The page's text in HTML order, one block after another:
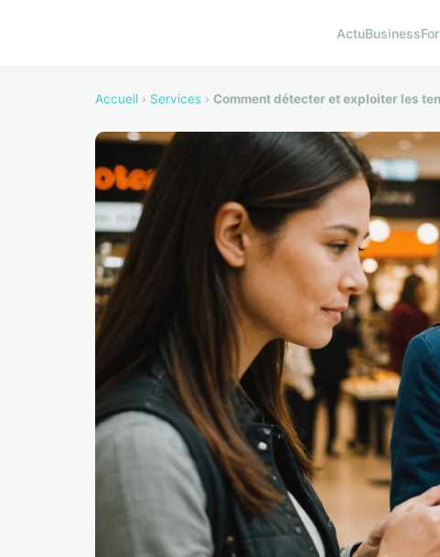
ActuBusiness
Accueil › Services › Comment détecter et exploiter les